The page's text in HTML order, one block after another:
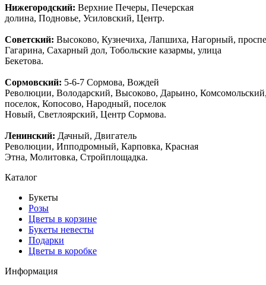
Нижегородский: Верхние Печеры, Печерская
долина, Подновье, Усиловский, Центр.
Советский: Высоково, Кузнечиха, Лапшиха, Нагорный,
Гагарина, Сахарный дол, Тобольские казармы, улица
Бекетова.
Сормовский: 5-6-7 Сормова, Вождей
Революции, Володарский, Высоково, Дарьино,
поселок, Копосово, Народный, поселок
Новый, Светлоярский, Центр Сормова.
Ленинский: Дачный, Двигатель
Революции, Ипподромный, Карповка, Красная
Этна, Молитовка, Стройплощадка.
Каталог
Букеты
Розы
Цветы в корзине
Букеты невесты
Подарки
Цветы в коробке
Информация